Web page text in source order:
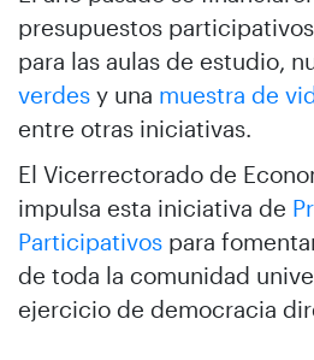
presupuestos participativos
para las aulas de estudio,
verdes y una muestra de
entre otras iniciativas.
El Vicerrectorado de
impulsa esta iniciativa de
Participativos para
de toda la comunidad
ejercicio de democracia